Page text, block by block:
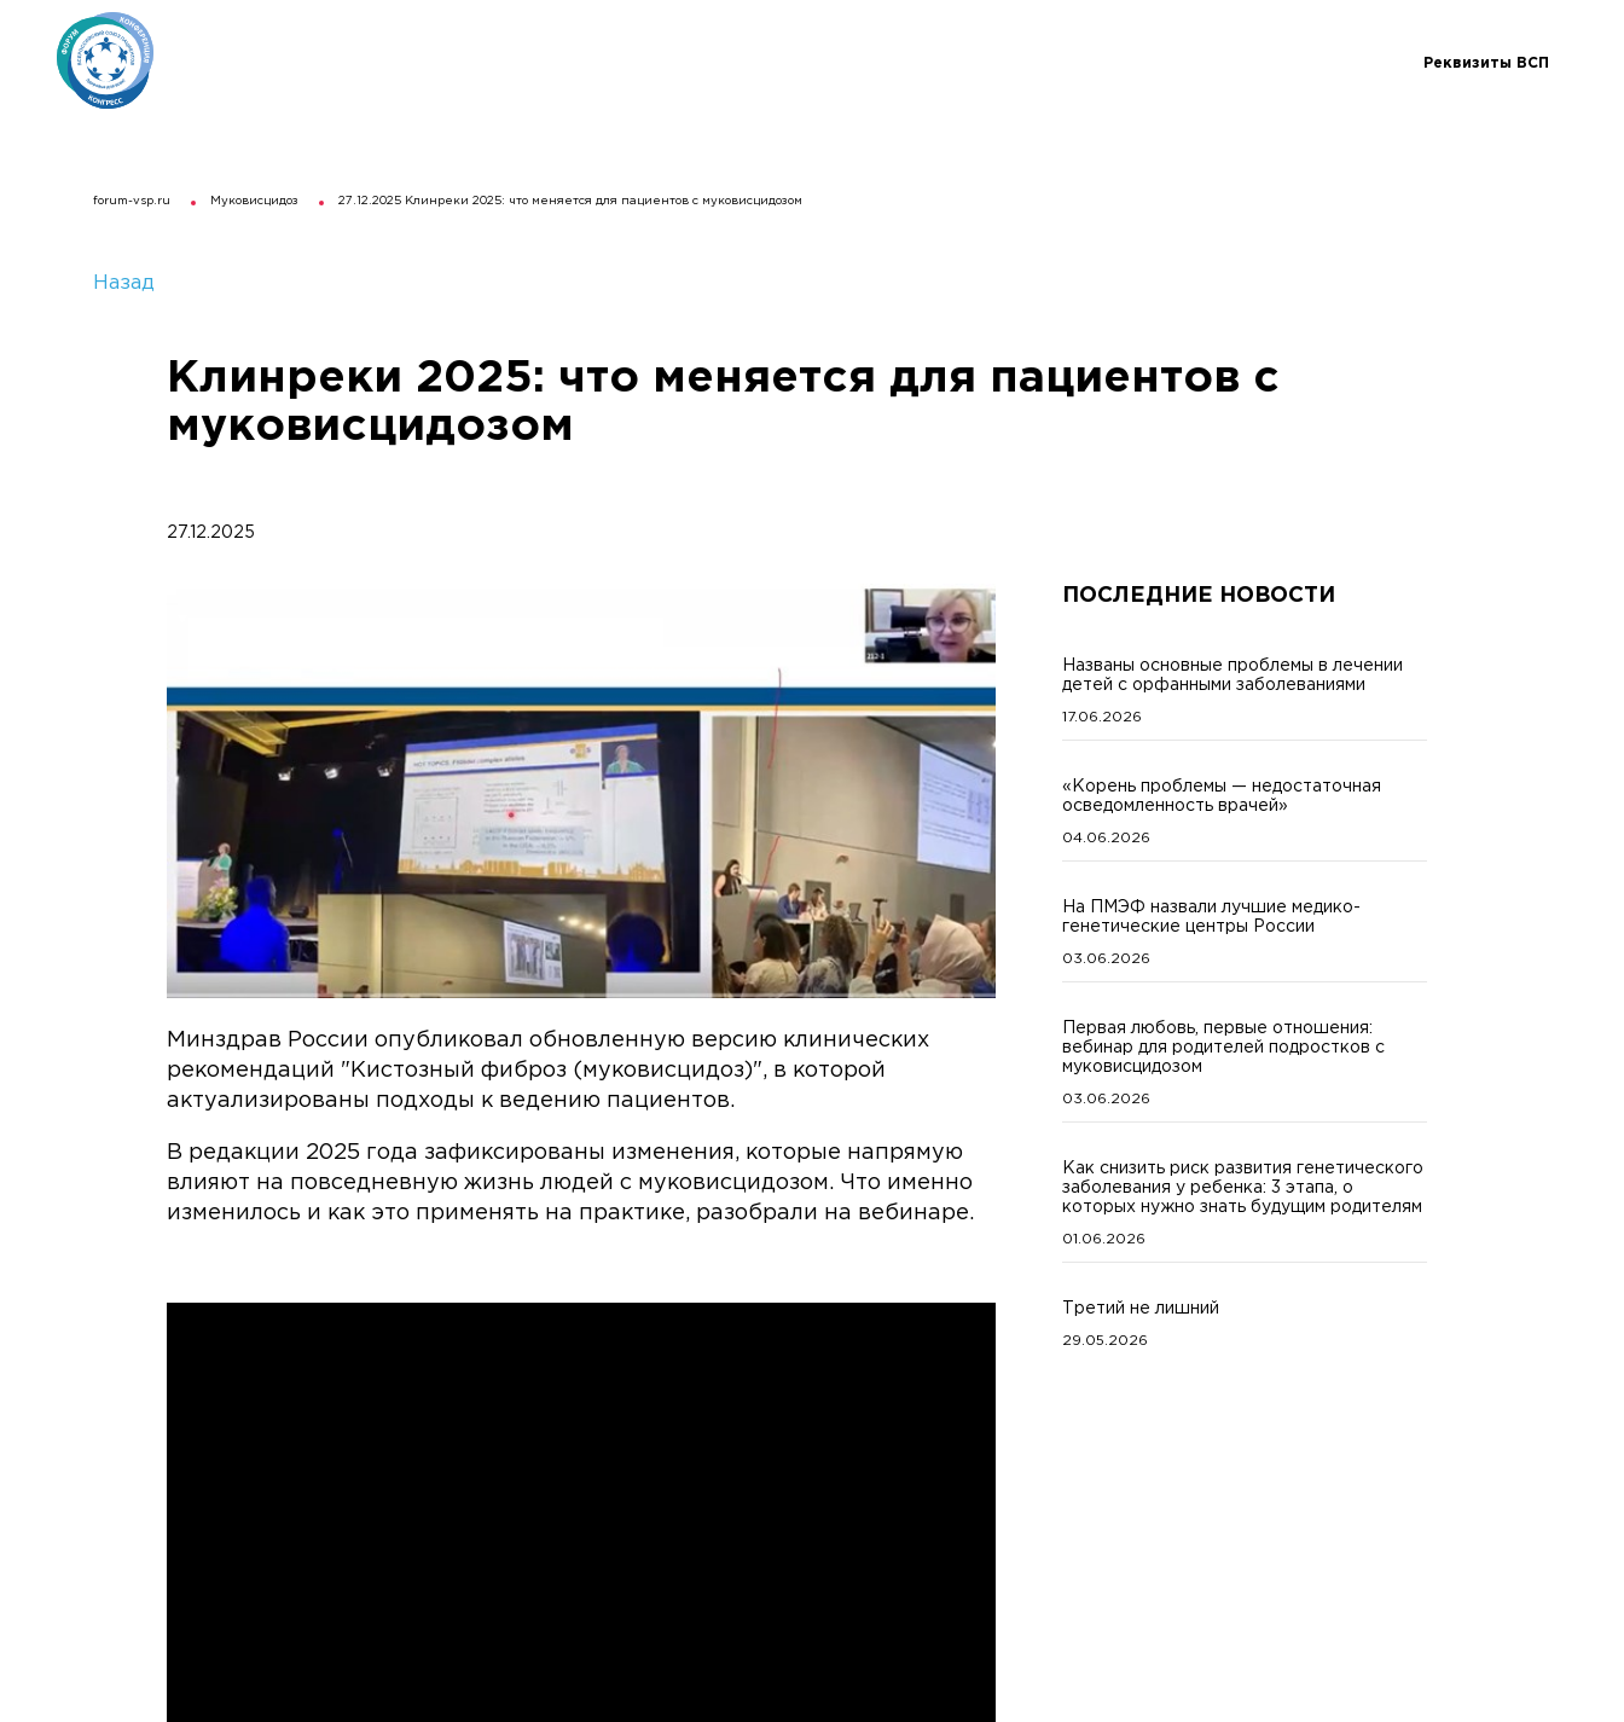
Реквизиты ВСП
forum-vsp.ru Муковисцидоз 27.12.2025 Клинреки 2025: что меняется для пациентов с муковисцидозом
Назад
Клинреки 2025: что меняется для пациентов с
муковисцидозом
27.12.2025
Минздрав России опубликовал обновленную версию клинических
рекомендаций "Кистозный фиброз (муковисцидоз)", в которой
актуализированы подходы к ведению пациентов.
В редакции 2025 года зафиксированы изменения, которые напрямую
влияют на повседневную жизнь людей с муковисцидозом. Что именно
изменилось и как это применять на практике, разобрали на вебинаре.
ПОСЛЕДНИЕ НОВОСТИ
Названы основные проблемы в лечении
детей с орфанными заболеваниями
17.06.2026
«Корень проблемы — недостаточная
осведомленность врачей»
04.06.2026
На ПМЭФ назвали лучшие медико-
генетические центры России
03.06.2026
Первая любовь, первые отношения:
вебинар для родителей подростков с
муковисцидозом
03.06.2026
Как снизить риск развития генетического
заболевания у ребенка: 3 этапа, о
которых нужно знать будущим родителям
01.06.2026
Третий не лишний
29.05.2026